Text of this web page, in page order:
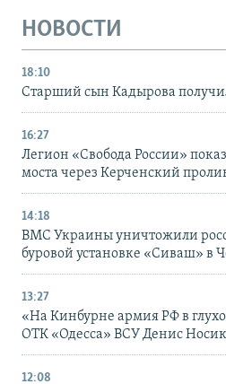
НОВОСТИ
18:10
Старший сын Кадырова
16:27
Легион «Свобода России»
моста через Керченский
14:18
ВМС Украины уничтожили
буровой установке «Сиваш» в
13:27
«На Кинбурне армия РФ в
ОТК «Одесса» ВСУ Денис
12:08